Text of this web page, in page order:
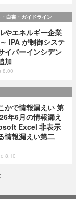
白書・ガイドライン
やエネルギー企業
IPA が制御システ
イバーインシデン
加
8:00
かで情報漏えい 第
年6月の情報漏え
Excel 非表示
情報漏えい第二
8:10